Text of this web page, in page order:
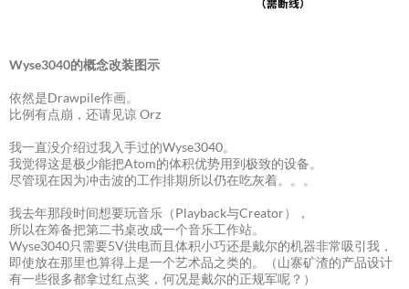
Wyse3040的概念改装图示
依然是Drawpile作画。
比例有点崩，还请见谅 Orz
我一直没介绍过我入手过的Wyse3040。
我觉得这是极少能把Atom的体积优势用到极致的设备。
尽管现在因为冲击波的工作排期所以仍在吃灰着。。。
我去年那段时间想要玩音乐（Playback与Creator），
所以在筹备把第二书桌改成一个音乐工作站。
Wyse3040只需要5V供电而且体积小巧还是戴尔的机器非常吸引我，
即使放在那里也算得上是一个艺术品之类的。（山寨矿渣的产品设计
有一些很多都拿过红点奖，何况是戴尔的正规军呢？）